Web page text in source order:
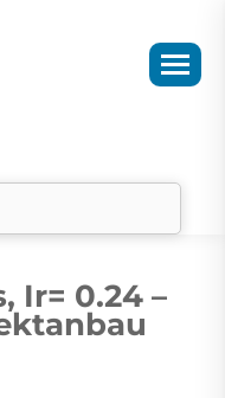
Ir= 0.24 –